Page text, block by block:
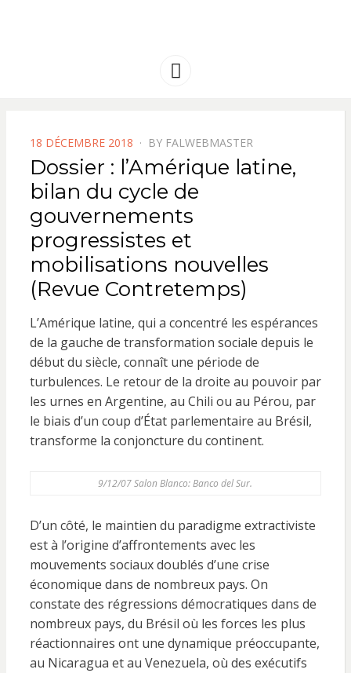
AMERIQUE
Menu
POSTED
ON
18 DÉCEMBRE 2018 BY FALWEBMASTER
Dossier : l’Amérique latine,
bilan du cycle de
gouvernements
progressistes et
mobilisations nouvelles
(Revue Contretemps)
L’Amérique latine, qui a concentré les espérances
de la gauche de transformation sociale depuis le
début du siècle, connaît une période de
turbulences. Le retour de la droite au pouvoir par
les urnes en Argentine, au Chili ou au Pérou, par
le biais d’un coup d’État parlementaire au Brésil,
transforme la conjoncture du continent.
9/12/07 Salon Blanco: Banco del Sur.
D’un côté, le maintien du paradigme extractiviste
est à l’origine d’affrontements avec les
mouvements sociaux doublés d’une crise
économique dans de nombreux pays. On
constate des régressions démocratiques dans de
nombreux pays, du Brésil où les forces les plus
réactionnaires ont une dynamique préoccupante,
au Nicaragua et au Venezuela, où des exécutifs